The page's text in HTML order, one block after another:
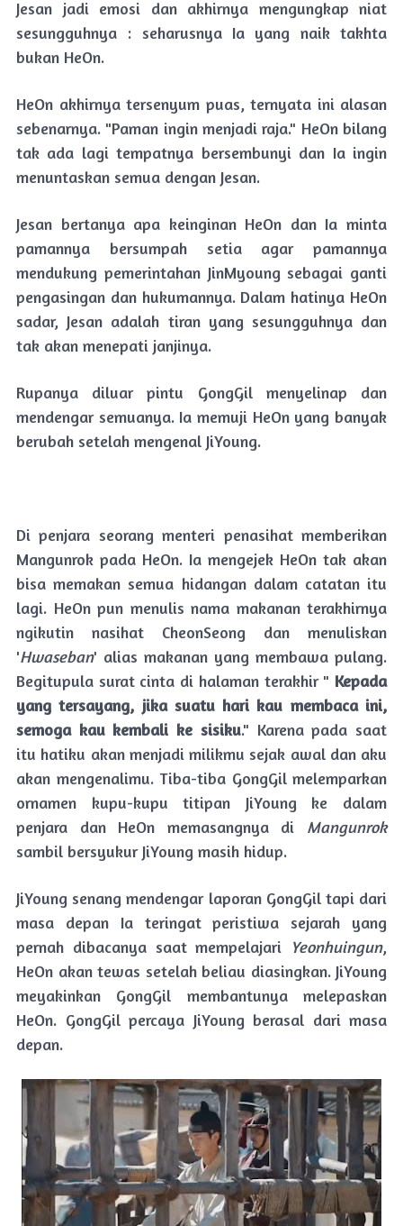
Jesan jadi emosi dan akhirnya mengungkap niat
sesungguhnya : seharusnya Ia yang naik takhta
bukan HeOn.
HeOn akhirnya tersenyum puas, ternyata ini alasan
sebenarnya. "Paman ingin menjadi raja." HeOn bilang
tak ada lagi tempatnya bersembunyi dan Ia ingin
menuntaskan semua dengan Jesan.
Jesan bertanya apa keinginan HeOn dan Ia minta
pamannya bersumpah setia agar pamannya
mendukung pemerintahan JinMyoung sebagai ganti
pengasingan dan hukumannya. Dalam hatinya HeOn
sadar, Jesan adalah tiran yang sesungguhnya dan
tak akan menepati janjinya.
Rupanya diluar pintu GongGil menyelinap dan
mendengar semuanya. Ia memuji HeOn yang banyak
berubah setelah mengenal JiYoung.
Di penjara seorang menteri penasihat memberikan
Mangunrok pada HeOn. Ia mengejek HeOn tak akan
bisa memakan semua hidangan dalam catatan itu
lagi. HeOn pun menulis nama makanan terakhirnya
ngikutin nasihat CheonSeong dan menuliskan
'Hwaseban' alias makanan yang membawa pulang.
Begitupula surat cinta di halaman terakhir " Kepada
yang tersayang, jika suatu hari kau membaca ini,
semoga kau kembali ke sisiku." Karena pada saat
itu hatiku akan menjadi milikmu sejak awal dan aku
akan mengenalimu. Tiba-tiba GongGil melemparkan
ornamen kupu-kupu titipan JiYoung ke dalam
penjara dan HeOn memasangnya di Mangunrok
sambil bersyukur JiYoung masih hidup.
JiYoung senang mendengar laporan GongGil tapi dari
masa depan Ia teringat peristiwa sejarah yang
pernah dibacanya saat mempelajari
Yeonhuingun,
HeOn akan tewas setelah beliau diasingkan. JiYoung
meyakinkan GongGil membantunya melepaskan
HeOn. GongGil percaya JiYoung berasal dari masa
depan.